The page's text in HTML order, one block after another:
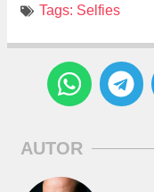
Tags: Selfies
AUTOR